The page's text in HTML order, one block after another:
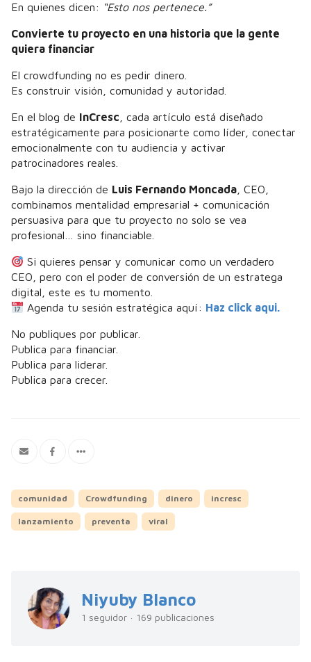
En quienes dicen: “Esto nos pertenece.”
Convierte tu proyecto en una historia que la gente
quiera financiar
El crowdfunding no es pedir dinero.
Es construir visión, comunidad y autoridad.
En el blog de InCresc , cada artículo está diseñado
estratégicamente para posicionarte como líder, conectar
emocionalmente con tu audiencia y activar
patrocinadores reales.
Bajo la dirección de Luis Fernando Moncada , CEO,
combinamos mentalidad empresarial + comunicación
persuasiva para que tu proyecto no solo se vea
profesional… sino financiable.
Si quieres pensar y comunicar como un verdadero
CEO, pero con el poder de conversión de un estratega
digital, este es tu momento.
Agenda tu sesión estratégica aquí: Haz click aqui.
No publiques por publicar.
Publica para financiar.
Publica para liderar.
Publica para crecer.
comunidad Crowdfunding dinero incresc
lanzamiento preventa viral
Niyuby Blanco
1 seguidor · 169 publicaciones